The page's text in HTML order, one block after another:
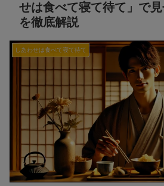
せは食べて寝て待て」で
を徹底解説
しあわせは食べて寝て待て